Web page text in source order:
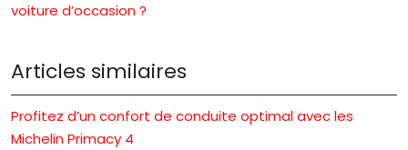
voiture d’occasion ?
Articles similaires
Profitez d’un confort de conduite optimal avec les
Michelin Primacy 4